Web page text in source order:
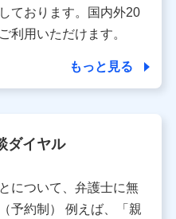
の間で、以下のとおり個
、お客さまの識別子、属
のご利用に関する情報。例
性別、年齢、家族構成、住
用履歴などが含まれます。
供する各種サービスなどの
ております。国内外20
利用いただけます。
もっと見る
ダイヤル
について、弁護士に無
予約制） 例えば、「親